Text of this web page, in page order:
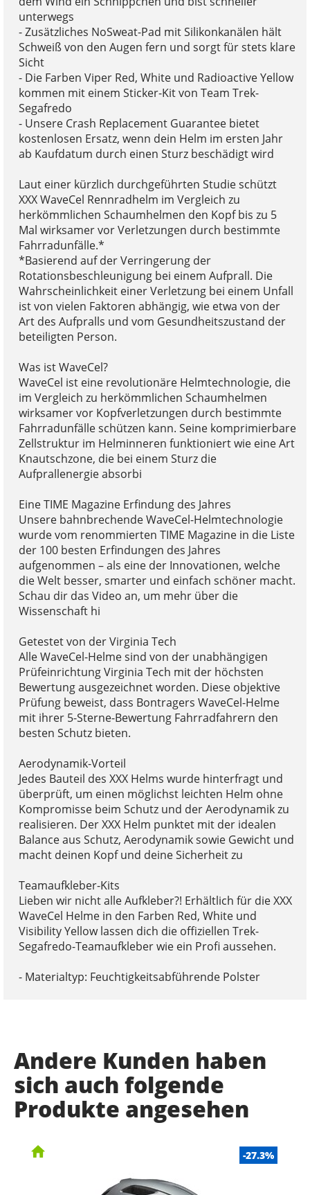
unterwegs
- Zusätzliches NoSweat-Pad mit Silikonkanälen hält
Schweiß von den Augen fern und sorgt für stets klare
Sicht
- Die Farben Viper Red, White und Radioactive Yellow
kommen mit einem Sticker-Kit von Team Trek-
Segafredo
- Unsere Crash Replacement Guarantee bietet
kostenlosen Ersatz, wenn dein Helm im ersten Jahr
ab Kaufdatum durch einen Sturz beschädigt wird
Laut einer kürzlich durchgeführten Studie schützt
XXX WaveCel Rennradhelm im Vergleich zu
herkömmlichen Schaumhelmen den Kopf bis zu 5
Mal wirksamer vor Verletzungen durch bestimmte
Fahrradunfälle.*
*Basierend auf der Verringerung der
Rotationsbeschleunigung bei einem Aufprall. Die
Wahrscheinlichkeit einer Verletzung bei einem Unfall
ist von vielen Faktoren abhängig, wie etwa von der
Art des Aufpralls und vom Gesundheitszustand der
beteiligten Person.
Was ist WaveCel?
WaveCel ist eine revolutionäre Helmtechnologie, die
im Vergleich zu herkömmlichen Schaumhelmen
wirksamer vor Kopfverletzungen durch bestimmte
Fahrradunfälle schützen kann. Seine komprimierbare
Zellstruktur im Helminneren funktioniert wie eine Art
Knautschzone, die bei einem Sturz die
Aufprallenergie absorbi
Eine TIME Magazine Erfindung des Jahres
Unsere bahnbrechende WaveCel-Helmtechnologie
wurde vom renommierten TIME Magazine in die Liste
der 100 besten Erfindungen des Jahres
aufgenommen – als eine der Innovationen, welche
die Welt besser, smarter und einfach schöner macht.
Schau dir das Video an, um mehr über die
Wissenschaft hi
Getestet von der Virginia Tech
Alle WaveCel-Helme sind von der unabhängigen
Prüfeinrichtung Virginia Tech mit der höchsten
Bewertung ausgezeichnet worden. Diese objektive
Prüfung beweist, dass Bontragers WaveCel-Helme
mit ihrer 5-Sterne-Bewertung Fahrradfahrern den
besten Schutz bieten.
Aerodynamik-Vorteil
Jedes Bauteil des XXX Helms wurde hinterfragt und
überprüft, um einen möglichst leichten Helm ohne
Kompromisse beim Schutz und der Aerodynamik zu
realisieren. Der XXX Helm punktet mit der idealen
Balance aus Schutz, Aerodynamik sowie Gewicht und
macht deinen Kopf und deine Sicherheit zu
Teamaufkleber-Kits
Lieben wir nicht alle Aufkleber?! Erhältlich für die XXX
WaveCel Helme in den Farben Red, White und
Visibility Yellow lassen dich die offiziellen Trek-
Segafredo-Teamaufkleber wie ein Profi aussehen.
- Materialtyp: Feuchtigkeitsabführende Polster
Andere Kunden haben
sich auch folgende
Produkte angesehen
-27.3%